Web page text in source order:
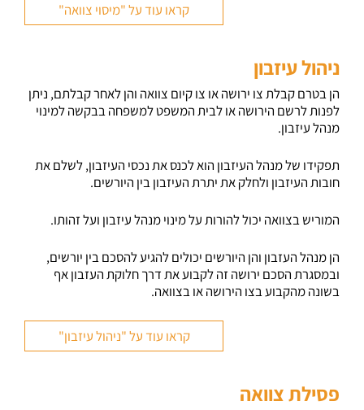
קראו עוד על "מיסוי צוואה"
ניהול עיזבון
הן בטרם קבלת צו ירושה או צו קיום צוואה והן לאחר קבלתם, ניתן
לפנות לרשם הירושה או לבית המשפט למשפחה בבקשה למינוי
מנהל עיזבון.
תפקידו של מנהל העיזבון הוא לכנס את נכסי העיזבון, לשלם את
חובות העיזבון ולחלק את יתרת העיזבון בין היורשים.
המוריש בצוואה יכול להורות על מינוי מנהל עיזבון ועל זהותו.
הן מנהל העזבון והן היורשים יכולים להגיע להסכם בין יורשים,
ובמסגרת הסכם ירושה זה לקבוע את דרך חלוקת העזבון אף
בשונה מהקבוע בצו הירושה או בצוואה.
קראו עוד על "ניהול עיזבון"
פסילת צוואה